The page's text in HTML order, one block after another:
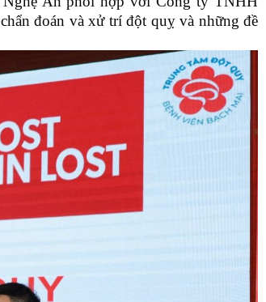
đoán và xử trí đột quỵ và những đề